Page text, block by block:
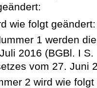
wie folgt geändert:
1 werden
2016 (BGBl. I S.
vom 27. Juni
2 wird wie